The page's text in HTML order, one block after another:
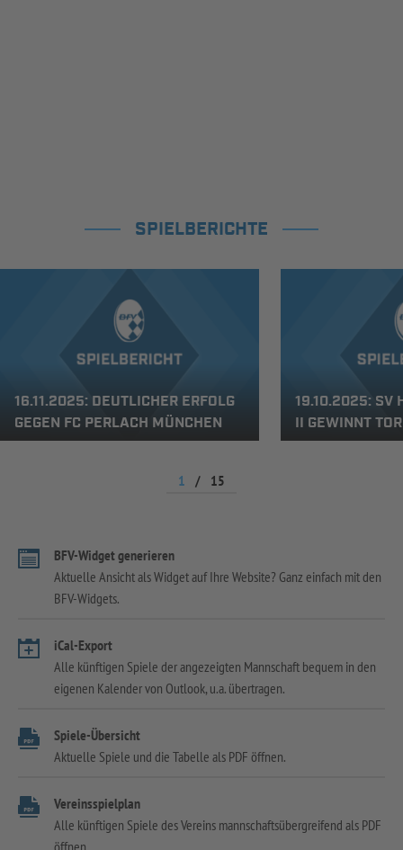
SPIELBERICHTE
16.11.2025: DEUTLICHER ERFOLG
GEGEN FC PERLACH MÜNCHEN
19.10.2025: SV
II GEWINNT
1 / 15
BFV-Widget generieren
Aktuelle Ansicht als Widget auf Ihre Website? Ganz einfach mit den
BFV-Widgets.
iCal-Export
Alle künftigen Spiele der angezeigten Mannschaft bequem in den
eigenen Kalender von Outlook, u.a. übertragen.
Spiele-Übersicht
Aktuelle Spiele und die Tabelle als PDF öffnen.
Vereinsspielplan
Alle künftigen Spiele des Vereins mannschaftsübergreifend als PDF